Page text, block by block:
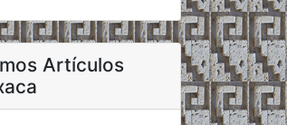
Artículos